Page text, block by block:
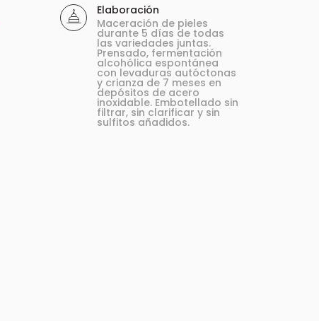
Elaboración
Maceración de pieles
durante 5 días de todas
las variedades juntas.
Prensado, fermentación
alcohólica espontánea
con levaduras autóctonas
y crianza de 7 meses en
depósitos de acero
inoxidable. Embotellado sin
filtrar, sin clarificar y sin
sulfitos añadidos.